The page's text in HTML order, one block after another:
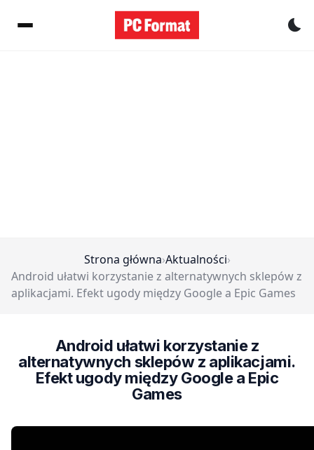
Strona główna›Aktualności›
Android ułatwi korzystanie z alternatywnych sklepów z
aplikacjami. Efekt ugody między Google a Epic Games
Android ułatwi korzystanie z
alternatywnych sklepów z aplikacjami.
Efekt ugody między Google a Epic
Games